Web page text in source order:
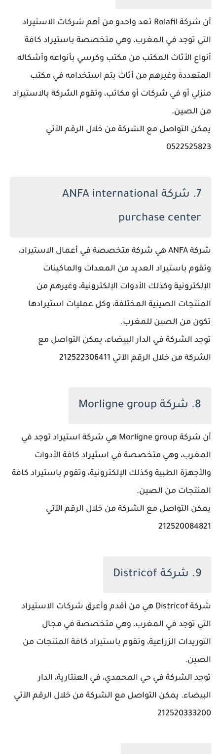
أن شركة Rolafil تعد واحدو من أهم شركات الاستيراد
التي توجد في المغرب، وهي متخصصة باستيراد كافة
أنواع الأثاث المكتب من مكتب وكرسي بأنواعه وأشكاله
المتعددة وغيرهم من أثاث يتم استخدامه في مكتب
منزلي أو في شركات أو مكاتب، وتقوم الشركة بالاستيراد
من الصين.
يمكن التواصل مع الشركة من خلال الرقم الآتي
0522525823
7. شركة ANFA international
purchase center
شركة ANFA هي شركة متخصصة في أعمال الاستيراد،
وتقوم باستيراد العديد من المعدات والماكينات
الإلكترونية وكذلك الأدوات الإلكترونية، وغيرهم من
المنتجات الصينية المختلفة، وكل عمليات استيرادها
تكون من الصين للمغرب.
توجد الشركة في الدار البيضاء، يمكن التواصل مع
الشركة من خلال الرقم الآتي 212522306411
8. شركة Morligne group
أن شركة Morligne group هي شركة استيراد توجد في
المغرب، وهي متخصصة في استيراد كافة الأدوات
والأجهزة الطبية وكذلك الإلكترونية، وتقوم باستيراد كافة
المنتجات من الصين.
يمكن التواصل مع الشركة من خلال الرقم الآتي
212520084821
9. شركة Districof
شركة Districof هي من أقدم وأعرق شركات الاستيراد
التي توجد في المغرب، وهي متخصصة في مجال
التوريدات الزراعية، وتقوم باستيراد كافة المنتجات من
الصين.
توجد الشركة في حي المحمدي، في العنتارية، الدار
البيضاء. يمكن التواصل مع الشركة من خلال الرقم الآتي
212520333200